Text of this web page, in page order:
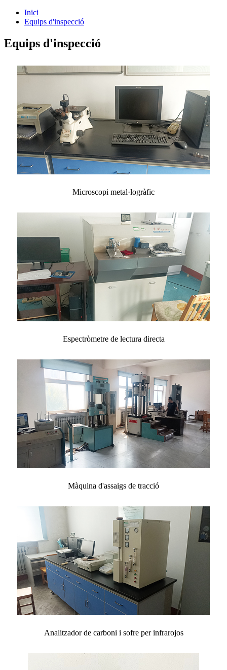
Inici
Equips d'inspecció
Equips d'inspecció
Microscopi metal·logràfic
Espectròmetre de lectura directa
Màquina d'assaigs de tracció
Analitzador de carboni i sofre per infrarojos